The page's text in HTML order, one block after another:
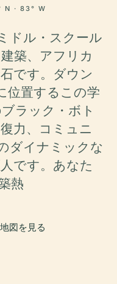
N · 83° W
ドル・スクール
築、アフリカ
です。ダウン
位置するこの学
ラック・ボト
力、コミュニ
ダイナミックな
です。あなた
熱
地図を見る